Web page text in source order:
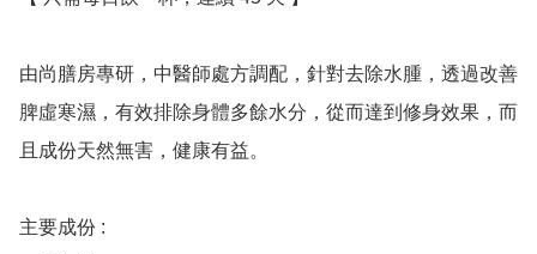
由尚膳房專研，中醫師處方調配，針對去除水腫，透過改善
脾虛寒濕，有效排除身體多餘水分，從而達到修身效果，而
且成份天然無害，健康有益。
主要成份 :